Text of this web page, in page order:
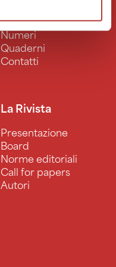
Numeri
Quaderni
Contatti
La Rivista
Presentazione
Board
Norme editoriali
Call for papers
Autori